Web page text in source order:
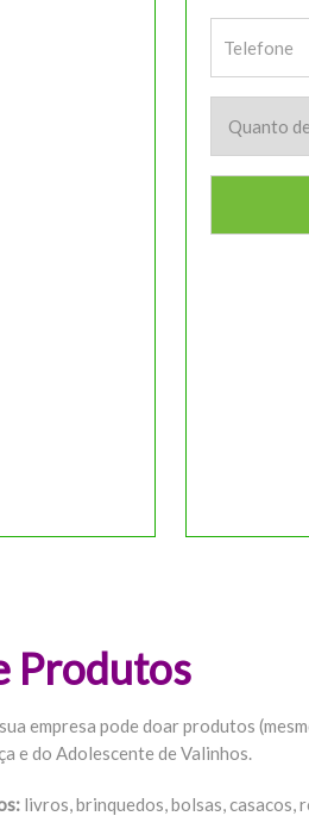
Produtos
empresa pode doar produtos
e do Adolescente de Valinhos.
livros, brinquedos, bolsas, casacos,